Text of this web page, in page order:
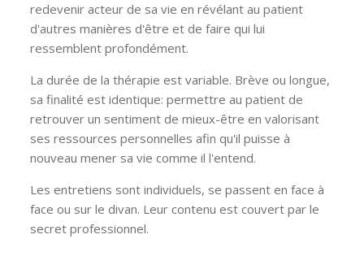
redevenir acteur de sa vie en révélant au patient
d'autres manières d'être et de faire qui lui
ressemblent profondément.
La durée de la thérapie est variable. Brève ou longue,
sa finalité est identique: permettre au patient de
retrouver un sentiment de mieux-être en valorisant
ses ressources personnelles afin qu'il puisse à
nouveau mener sa vie comme il l'entend.
Les entretiens sont individuels, se passent en face à
face ou sur le divan. Leur contenu est couvert par le
secret professionnel.